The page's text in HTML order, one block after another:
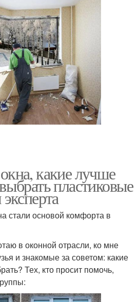
какие лучше
пластиковые
стали основой комфорта в
в оконной отрасли, ко мне
и знакомые за советом: какие
Тех, кто просит помочь,